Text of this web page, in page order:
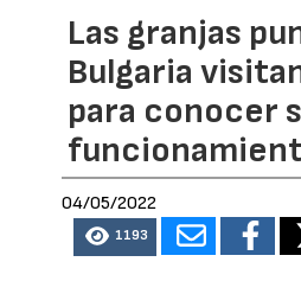
Las granjas
Bulgaria
para conocer
04/05/2022
1193